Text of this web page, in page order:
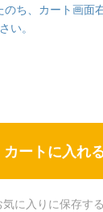
ち、カート画面
い。
カートに入れ
気に入りに保存する